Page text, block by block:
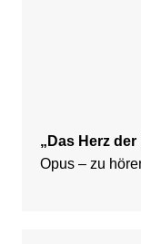
„Das Herz der
Opus – zu